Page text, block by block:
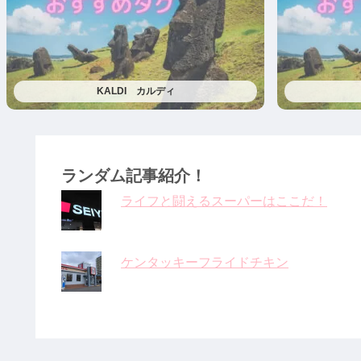
KALDI カルディ
ランダム記事紹介！
ライフと闘えるスーパーはここだ！
ケンタッキーフライドチキン